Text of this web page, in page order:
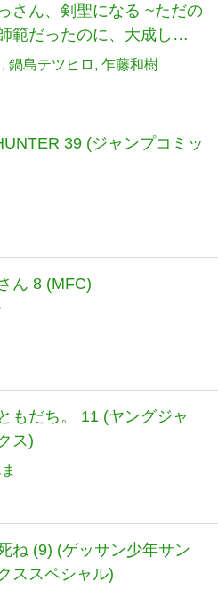
さん、剣聖になる ~ただの
範だったのに、大成した
を放ってくれない件~ 9 (9)
ピオンコミックス)
鍋島テツヒロ 乍藤和樹
39 (ジャンプコミッ
ん 8 (MFC)
もだち。 11 (ヤングジャ
ス)
ね (9) (ゲッサン少年サン
ススペシャル)